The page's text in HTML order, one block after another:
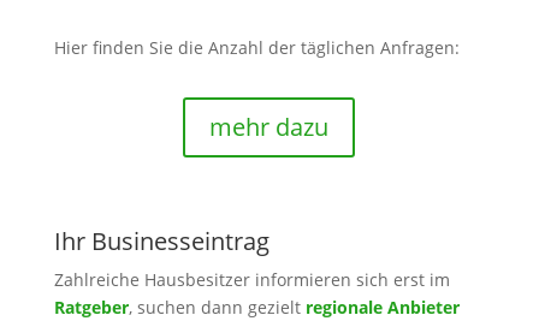
Hier finden Sie die Anzahl der täglichen Anfragen:
mehr dazu
Ihr Businesseintrag
Zahlreiche Hausbesitzer informieren sich erst im
Ratgeber, suchen dann gezielt regionale Anbieter